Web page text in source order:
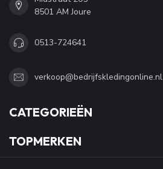
8501 AM Joure
0513-724641
verkoop@bedrijfskledingonline.nl
CATEGORIEËN
TOPMERKEN